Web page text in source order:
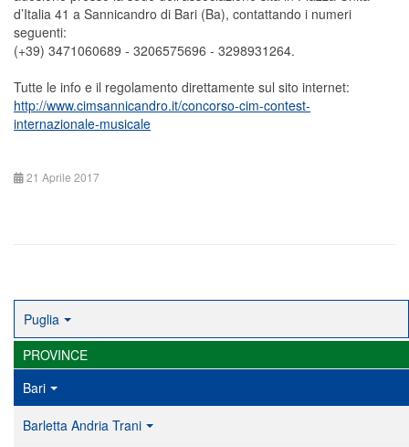
d’Italia 41 a Sannicandro di Bari (Ba), contattando i numeri
seguenti:
(+39) 3471060689 - 3206575696 - 3298931264.
Tutte le info e il regolamento direttamente sul sito internet:
http://www.cimsannicandro.it/concorso-cim-contest-
internazionale-musicale
21 Aprile 2017
Puglia
PROVINCE
Bari
Barletta Andria Trani